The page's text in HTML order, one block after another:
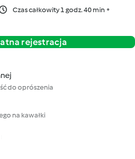
Czas całkowity 1 godz. 40 min
rejestracja
do oprószenia
na kawałki